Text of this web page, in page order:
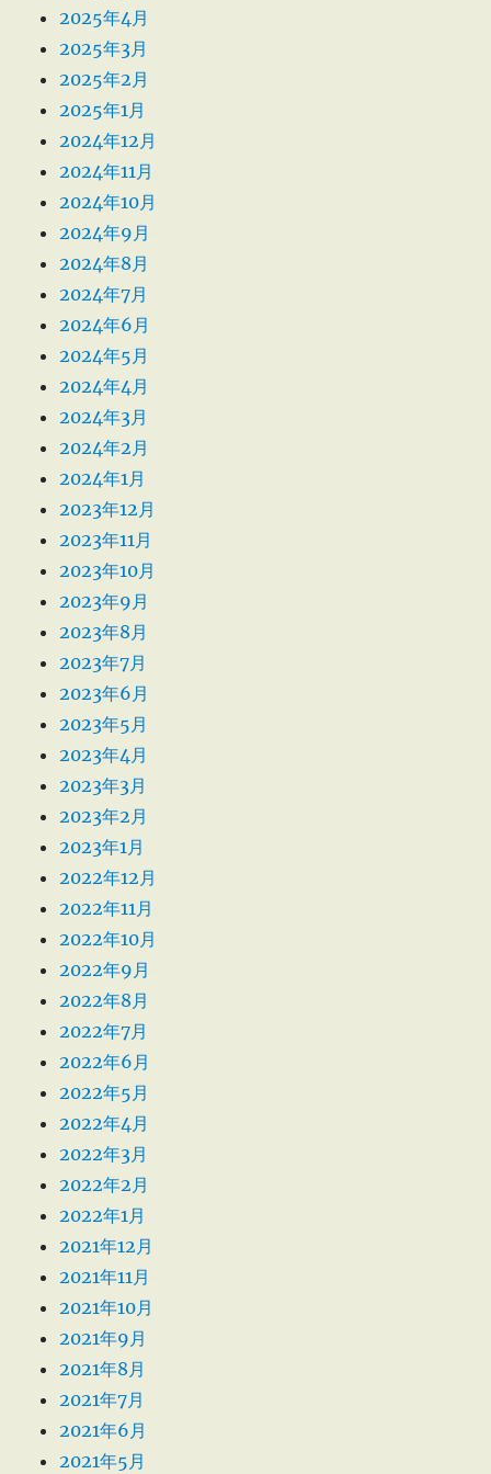
2025年4月
2025年3月
2025年2月
2025年1月
2024年12月
2024年11月
2024年10月
2024年9月
2024年8月
2024年7月
2024年6月
2024年5月
2024年4月
2024年3月
2024年2月
2024年1月
2023年12月
2023年11月
2023年10月
2023年9月
2023年8月
2023年7月
2023年6月
2023年5月
2023年4月
2023年3月
2023年2月
2023年1月
2022年12月
2022年11月
2022年10月
2022年9月
2022年8月
2022年7月
2022年6月
2022年5月
2022年4月
2022年3月
2022年2月
2022年1月
2021年12月
2021年11月
2021年10月
2021年9月
2021年8月
2021年7月
2021年6月
2021年5月